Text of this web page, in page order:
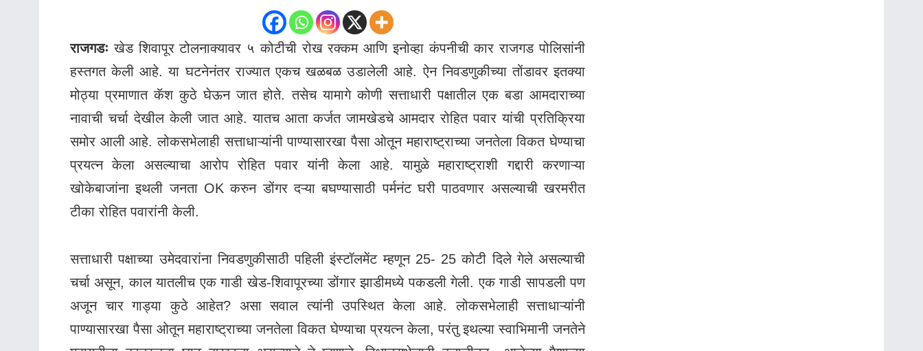
राजगडः खेड शिवापूर टोलनाक्यावर ५ कोटीची रोख रक्कम आणि इनोव्हा कंपनीची कार राजगड पोलिसांनी
हस्तगत केली आहे. या घटनेनंतर राज्यात एकच खळबळ उडालेली आहे. ऐन निवडणुकीच्या तोंडावर इतक्या
मोठ्या प्रमाणात कॅश कुठे घेऊन जात होते. तसेच यामागे कोणी सत्ताधारी पक्षातील एक बडा आमदाराच्या
नावाची चर्चा देखील केली जात आहे. यातच आता कर्जत जामखेडचे आमदार रोहित पवार यांची प्रतिक्रिया
समोर आली आहे. लोकसभेलाही सत्ताधाऱ्यांनी पाण्यासारखा पैसा ओतून महाराष्ट्राच्या जनतेला विकत घेण्याचा
प्रयत्न केला असल्याचा आरोप रोहित पवार यांनी केला आहे. यामुळे महाराष्ट्राशी गद्दारी करणाऱ्या
खोकेबाजांना इथली जनता OK करुन डोंगर दऱ्या बघण्यासाठी पर्मनंट घरी पाठवणार असल्याची खरमरीत
टीका रोहित पवारांनी केली.
सत्ताधारी पक्षाच्या उमेदवारांना निवडणुकीसाठी पहिली इंस्टॉलमेंट म्हणून 25- 25 कोटी दिले गेले असल्याची
चर्चा असून, काल यातलीच एक गाडी खेड-शिवापूरच्या डोंगार झाडीमध्ये पकडली गेली. एक गाडी सापडली पण
अजून चार गाड्या कुठे आहेत? असा सवाल त्यांनी उपस्थित केला आहे. लोकसभेलाही सत्ताधाऱ्यांनी
पाण्यासारखा पैसा ओतून महाराष्ट्राच्या जनतेला विकत घेण्याचा प्रयत्न केला, परंतु इथल्या स्वाभिमानी जनतेने